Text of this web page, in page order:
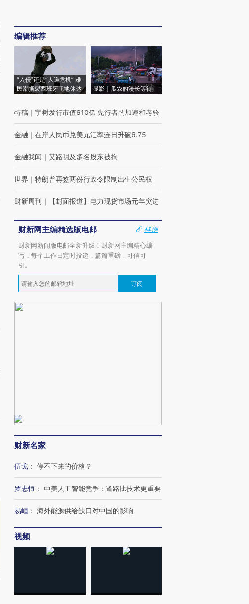
编辑推荐
“入侵”还是“人道危机” 难
民潮撕裂西班牙飞地休达
显影｜瓜农的漫长等待
特稿 ｜ 宇树发行市值610亿 先行者的加速和考验
金融 ｜ 在岸人民币兑美元汇率连日升破6.75
金融我闻 ｜ 艾路明及多名股东被拘
世界 ｜ 特朗普再签两份行政令限制出生公民权
财新周刊 ｜ 【封面报道】电力现货市场元年突进
财新网主编精选版电邮
样例
财新网新闻版电邮全新升级！财新网主编精心编
写，每个工作日定时投递，篇篇重磅，可信可
引。
订阅
财新名家
伍戈 ： 停不下来的价格？
罗志恒 ： 中美人工智能竞争：道路比技术更重要
易峘 ： 海外能源供给缺口对中国的影响
视频